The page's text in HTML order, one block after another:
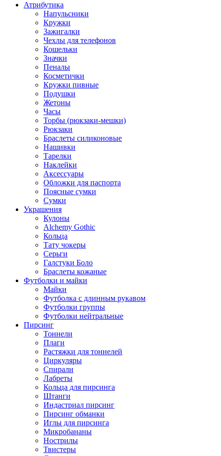
Атрибутика
Напульсники
Кружки
Зажигалки
Чехлы для телефонов
Кошельки
Значки
Пеналы
Косметички
Кружки пивные
Подушки
Жетоны
Часы
Торбы (рюкзаки-мешки)
Рюкзаки
Браслеты силиконовые
Нашивки
Тарелки
Наклейки
Аксессуары
Обложки для паспорта
Поясные сумки
Сумки
Украшения
Кулоны
Alchemy Gothic
Кольца
Тату чокеры
Серьги
Галстуки Боло
Браслеты кожаные
Футболки и майки
Майки
Футболка с длинным рукавом
Футболки группы
Футболки нейтральные
Пирсинг
Тоннели
Плаги
Растяжки для тоннелей
Циркуляры
Спирали
Лабреты
Кольца для пирсинга
Штанги
Индастриал пирсинг
Пирсинг обманки
Иглы для пирсинга
Микробананы
Нострилы
Твистеры